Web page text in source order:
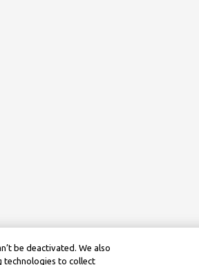
be deactivated. We also
technologies to collect